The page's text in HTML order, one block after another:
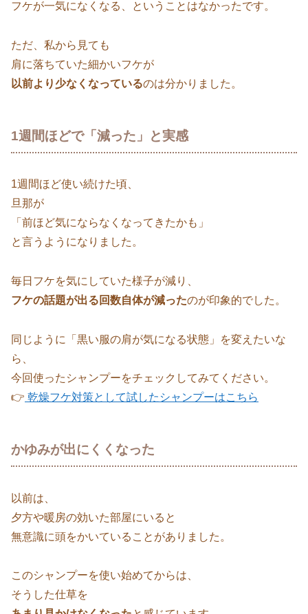
フケが一気になくなる、ということはなかったです。
ただ、私から見ても
肩に落ちていた細かいフケが
以前より少なくなっているのは分かりました。
1週間ほどで「減った」と実感
1週間ほど使い続けた頃、
旦那が
「前ほど気にならなくなってきたかも」
と言うようになりました。
毎日フケを気にしていた様子が減り、
フケの話題が出る回数自体が減ったのが印象的でした。
同じように「黒い服の肩が気になる状態」を変えたいな
ら、
今回使ったシャンプーをチェックしてみてください。
👉 乾燥フケ対策として試したシャンプーはこちら
かゆみが出にくくなった
以前は、
夕方や暖房の効いた部屋にいると
無意識に頭をかいていることがありました。
このシャンプーを使い始めてからは、
そうした仕草を